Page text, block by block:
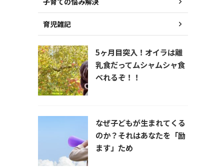
育児雑記
5ヶ月目突入！オイラは離
乳食だってムシャムシャ食
べれるぞ！！
なぜ子どもが生まれてくる
のか？それはあなたを「励
ます」ため